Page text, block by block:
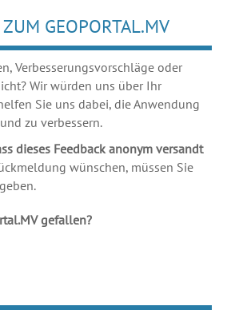
GEOPORTAL.MV
Verbesserungsvorschläge oder
Wir würden uns über Ihr
Sie uns dabei, die Anwendung
zu verbessern.
dieses Feedback anonym versandt
wünschen, müssen Sie
gefallen?